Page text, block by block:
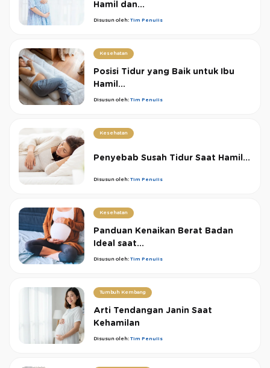
Hamil dan...
Disusun oleh: Tim Penulis
Kesehatan
Posisi Tidur yang Baik untuk Ibu
Hamil...
Disusun oleh: Tim Penulis
Kesehatan
Penyebab Susah Tidur Saat Hamil...
Disusun oleh: Tim Penulis
Kesehatan
Panduan Kenaikan Berat Badan
Ideal saat...
Disusun oleh: Tim Penulis
Tumbuh Kembang
Arti Tendangan Janin Saat
Kehamilan
Disusun oleh: Tim Penulis